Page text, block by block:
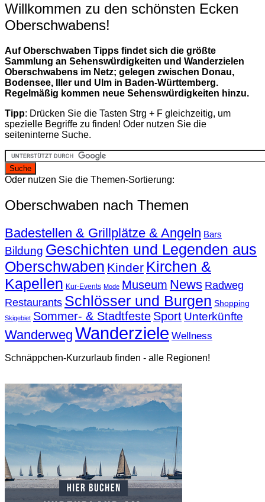
Willkommen zu den schönsten Ecken
Oberschwabens!
Auf Oberschwaben Tipps findet sich die größte
Sammlung an Sehenswürdigkeiten und Wanderzielen
Oberschwabens im Netz; gelegen zwischen Donau,
Bodensee, Iller und Ulm in Baden-Württemberg.
Regelmäßig kommen neue Sehenswürdigkeiten hinzu.
Tipp: Drücken Sie die Tasten Strg + F gleichzeitig, um
spezielle Begriffe zu finden! Oder nutzen Sie die
seiteninterne Suche.
Oder nutzen Sie die Themen-Sortierung:
Oberschwaben nach Themen
Badestellen & Grillplätze & Angeln Bars
Bildung Geschichten und Legenden aus
Oberschwaben Kinder Kirchen &
Kapellen Kur-Events Mode Museum News Radweg
Restaurants Schlösser und Burgen Shopping
Skigebiet Sommer- & Stadtfeste Sport Unterkünfte
Wanderweg Wanderziele Wellness
Schnäppchen-Kurzurlaub finden - alle Regionen!